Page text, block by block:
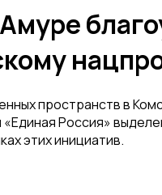
пространств в
Россия»
этих инициатив.